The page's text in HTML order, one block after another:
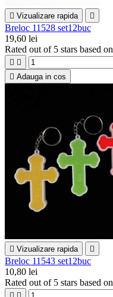
 Vizualizare rapida 
Breloc 11528 set12buc
19,60 lei
Rated out of 5 stars based on
 
 Adauga in cos
 Vizualizare rapida 
Breloc 11543 set12buc
10,80 lei
Rated out of 5 stars based on